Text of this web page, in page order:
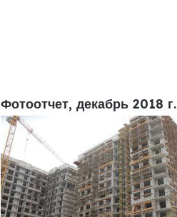
Фотоотчет, декабрь 2018 г.